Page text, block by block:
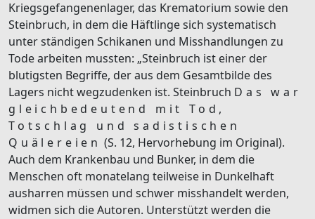
Kriegsgefangenenlager, das Krematorium sowie den
Steinbruch, in dem die Häftlinge sich systematisch
unter ständigen Schikanen und Misshandlungen zu
Tode arbeiten mussten: „Steinbruch ist einer der
blutigsten Begriffe, der aus dem Gesamtbilde des
Lagers nicht wegzudenken ist. Steinbruch Das war
gleichbedeutend mit Tod,
Totschlag und sadistischen
Quälereien (S. 12, Hervorhebung im Original).
Auch dem Krankenbau und Bunker, in dem die
Menschen oft monatelang teilweise in Dunkelhaft
ausharren müssen und schwer misshandelt werden,
widmen sich die Autoren. Unterstützt werden die